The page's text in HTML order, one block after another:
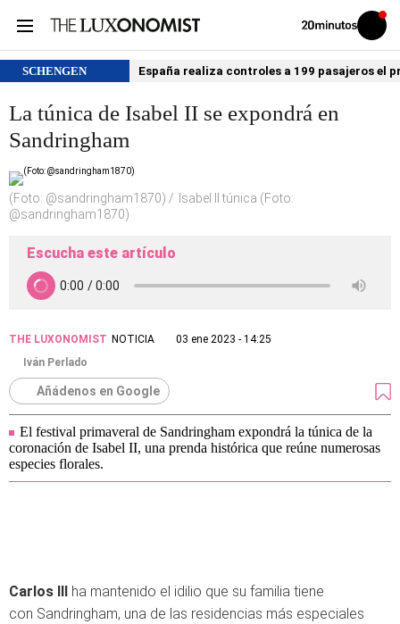
Volver
Iniciar
sesión
SCHENGEN España realiza controles a 199 pasajeros el
La túnica de Isabel II se expondrá en
Sandringham
(Foto: @sandringham1870)
Isabel II túnica (Foto:
@sandringham1870)
Escucha este artículo
THE LUXONOMIST NOTICIA
03 ene 2023 - 14:25
Iván Perlado
Añádenos en Google
El festival primaveral de Sandringham expondrá la túnica de la
coronación de Isabel II, una prenda histórica que reúne numerosas
especies florales.
Carlos III ha mantenido el idilio que su familia tiene
con Sandringham, una de las residencias más especiales